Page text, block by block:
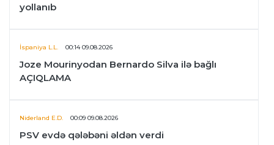
yollanıb
İspaniya L.L. 00:14 09.08.2026
Joze Mourinyodan Bernardo Silva ilə bağlı
AÇIQLAMA
Niderland E.D. 00:09 09.08.2026
PSV evdə qələbəni əldən verdi